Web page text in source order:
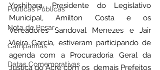
Políticas Públicas
Nota de Pesar
Campanhas
Datas Comemorativas
Yoshihara, Presidente do Legislativo
Municipal, Amilton Costa e os
Vereadores Sandoval Menezes e Jair
Vieira Garcia, estiveram participando de
agenda com a Procuradoria Geral da
Justiça do Acre com os  demais Prefeitos